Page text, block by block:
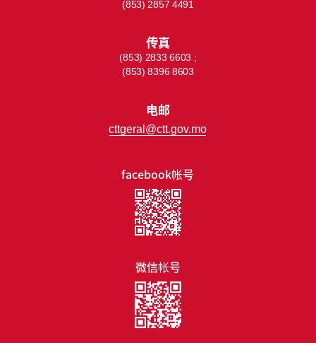
facebook帐号
微信帐号
(853) 2857 4491
传真
(853) 2833 6603 ;
(853) 8396 8603
电邮
cttgeral@ctt.gov.mo